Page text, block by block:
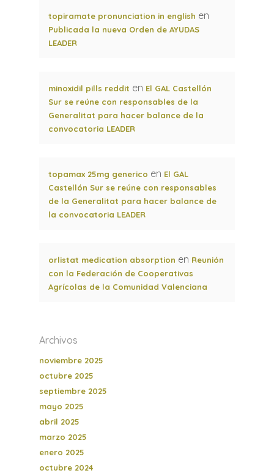
topiramate pronunciation in english en
Publicada la nueva Orden de AYUDAS
LEADER
minoxidil pills reddit en El GAL Castellón
Sur se reúne con responsables de la
Generalitat para hacer balance de la
convocatoria LEADER
topamax 25mg generico en El GAL
Castellón Sur se reúne con responsables
de la Generalitat para hacer balance de
la convocatoria LEADER
orlistat medication absorption en Reunión
con la Federación de Cooperativas
Agrícolas de la Comunidad Valenciana
Archivos
noviembre 2025
octubre 2025
septiembre 2025
mayo 2025
abril 2025
marzo 2025
enero 2025
octubre 2024